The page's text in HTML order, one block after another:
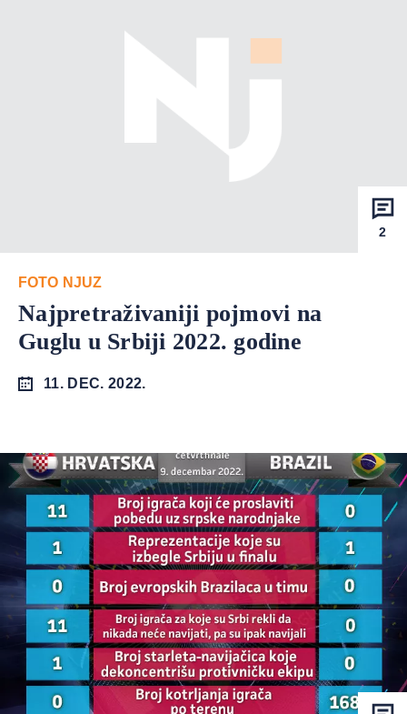
2
FOTO NJUZ
Najpretraživaniji pojmovi na
Guglu u Srbiji 2022. godine
11. DEC. 2022.